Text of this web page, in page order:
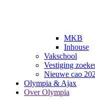
MKB
Inhouse
Vakschool
Vestiging
Nieuwe cao
Olympia & Ajax
Over Olympia